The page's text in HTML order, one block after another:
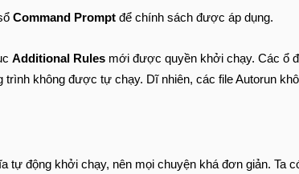
Command Prompt để chính sách được áp dụng.
Additional Rules mới được quyền khởi chạy. Các ổ
không được tự chạy. Dĩ nhiên, các file Autorun
động khởi chạy, nên mọi chuyện khá đơn giản. Ta